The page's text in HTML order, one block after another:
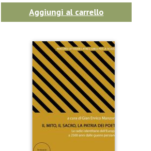
Aggiungi al carrello